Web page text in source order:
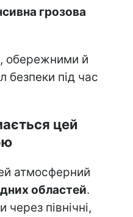
грозова
обережними й
безпеки під час
цей
атмосферний
областей.
північні,